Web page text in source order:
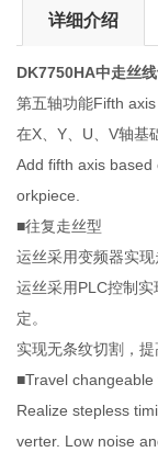
详细介绍
DK7750HA中走丝
第五轴功能Fifth
在X、Y、U、V轴基
Add fifth axis based
orkpiece.
■往复走丝型
运丝采用变频器实
运丝采用PLC控制
定。
实现无条纹切割，提
■Travel changeable
Realize stepless
verter. Low noise